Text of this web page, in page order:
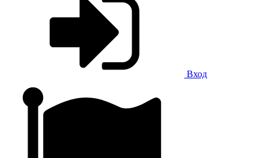
Вход